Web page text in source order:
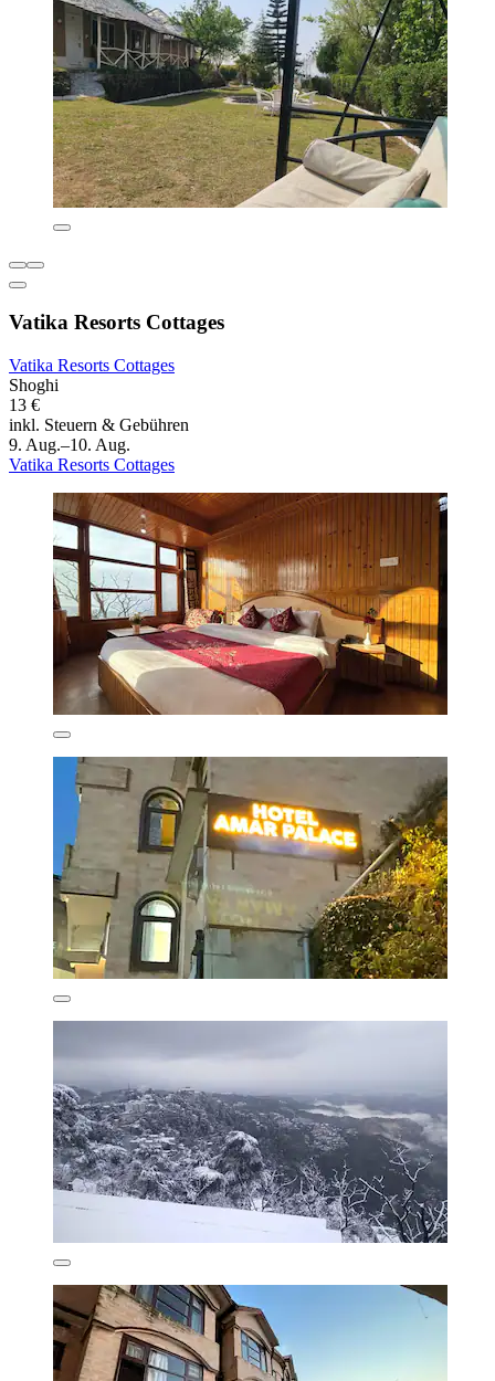
Vatika Resorts Cottages
Vatika Resorts Cottages
Shoghi
13 €
inkl. Steuern & Gebühren
9. Aug.–10. Aug.
Vatika Resorts Cottages